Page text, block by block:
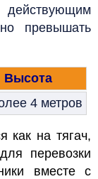
действующим
превышать
Высота
4 метров
как на тягач,
перевозки
вместе с